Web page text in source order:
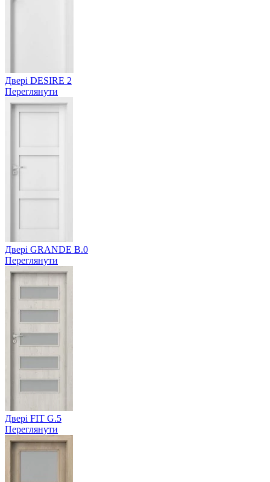
Двері DESIRE 2
Переглянути
Двері GRANDE B.0
Переглянути
Двері FIT G.5
Переглянути